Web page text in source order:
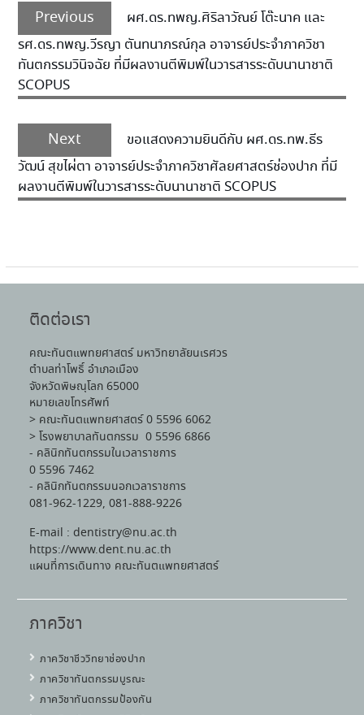
Previous
ผศ.ดร.ทพญ.ศิริลาวัณย์ โต๊ะนาค และ
รศ.ดร.ทพญ.วีรญา ตันทนาภรณ์กุล อาจารย์ประจำภาควิชา
ทันตกรรมวินิจฉัย ที่มีผลงานตีพิมพ์ในวารสารระดับนานาชาติ
SCOPUS
Next
ขอแสดงความยินดีกับ ผศ.ดร.ทพ.ธีร
วัฒน์ สุขไผ่ตา อาจารย์ประจำภาควิชาศัลยศาสตร์ช่องปาก ที่มี
ผลงานตีพิมพ์ในวารสารระดับนานาชาติ SCOPUS
ติดต่อเรา
คณะทันตแพทยศาสตร์ มหาวิทยาลัยนเรศวร
ตำบลท่าโพธิ์ อำเภอเมือง
จังหวัดพิษณุโลก 65000
หมายเลขโทรศัพท์
> คณะทันตแพทยศาสตร์ 0 5596 6062
> โรงพยาบาลทันตกรรม 0 5596 6866
- คลินิกทันตกรรมในเวลาราชการ
0 5596 7462
- คลินิกทันตกรรมนอกเวลาราชการ
081-962-1229, 081-888-9226
E-mail : dentistry@nu.ac.th
https://www.dent.nu.ac.th
แผนที่การเดินทาง คณะทันตแพทยศาสตร์
ภาควิชา
ภาควิชาชีววิทยาช่องปาก
ภาควิชาทันตกรรมบูรณะ
ภาควิชาทันตกรรมป้องกัน